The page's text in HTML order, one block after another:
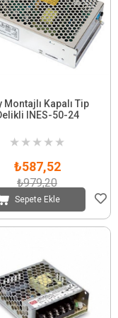
Montajlı Kapalı Tip
INES-50-24
★ ★ ★ ★ ★
₺587,52
₺979,20
Sepete Ekle